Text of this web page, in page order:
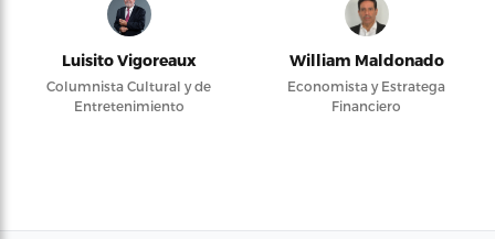
Luisito Vigoreaux
Columnista Cultural y de
Entretenimiento
William Maldonado
Economista y Estratega
Financiero